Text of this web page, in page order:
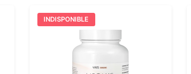
INDISPONIBLE